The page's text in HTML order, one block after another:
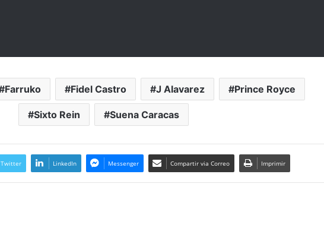
Farruko Fidel Castro J Alavarez Prince Royce
Sixto Rein Suena Caracas
Twitter LinkedIn Messenger Compartir via Correo Imprimir